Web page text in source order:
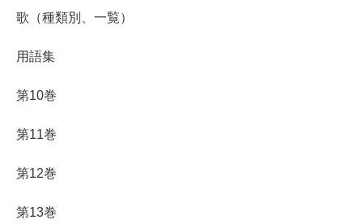
歌（種類別、一覧）
用語集
第10巻
第11巻
第12巻
第13巻